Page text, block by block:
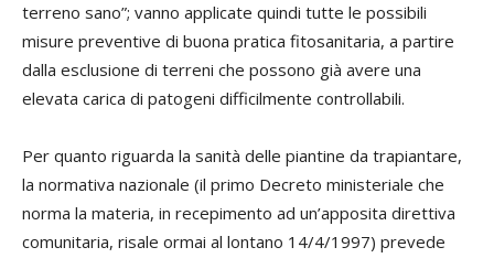
terreno sano”; vanno applicate quindi tutte le possibili
misure preventive di buona pratica fitosanitaria, a partire
dalla esclusione di terreni che possono già avere una
elevata carica di patogeni difficilmente controllabili.
Per quanto riguarda la sanità delle piantine da trapiantare,
la normativa nazionale (il primo Decreto ministeriale che
norma la materia, in recepimento ad un’apposita direttiva
comunitaria, risale ormai al lontano 14/4/1997) prevede